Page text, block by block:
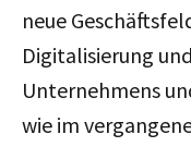
neue
Digitalisierung
Unternehmens
wie im